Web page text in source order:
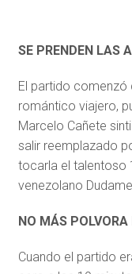
SE PRENDEN LAS
El partido comenzó
romántico viajero,
Marcelo Cañete
salir reemplazado
tocarla el talentoso
venezolano
NO MÁS
Cuando el partido